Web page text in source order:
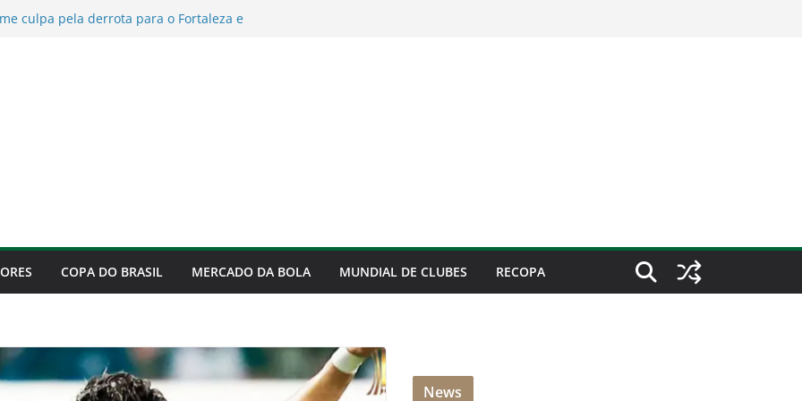
culpa pela derrota para o Fortaleza e
COPA DO BRASIL MERCADO DA BOLA MUNDIAL DE CLUBES RECOPA
News